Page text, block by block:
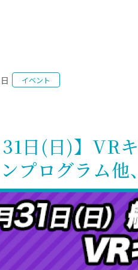
教育情報について（情報
入学者受入方針（
リシー）
日本大学理工学部の取り
資格課程
海外学術交流
一般教育
FD活動
大学院概要
学位取得状況
大学院進学のススメ
教育情報
留学生
海外学術交流
専攻 機械工学科／
電子工学科／
数学科／専攻
（理工学部併
一般選抜募集要項
校友枠選抜
ニューストピックス
よくあるご質問
入学試験出願前の
等）
科学技術資料セン
（CST MUSEUM）
測量実習センター
学生生活施設案内
八海山セミナーハ
学部内施設情報
図書館
防災情報
在学生用就職支援情報 ―セ
就職・キャリア形成プ
2027.3卒向け
就職・キャリア形成プ
公務員試験対策
教員採用試験支援
就職対策情報冊子PDF
NU就職ナビ
イベント
31日(日)】VR
プログラム他